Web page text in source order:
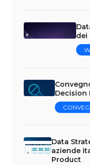
dei
Decision
Data
aziende
Product